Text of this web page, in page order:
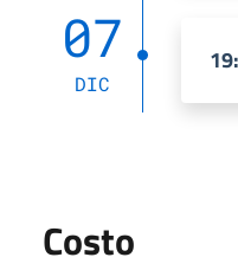
07
DIC
Costo